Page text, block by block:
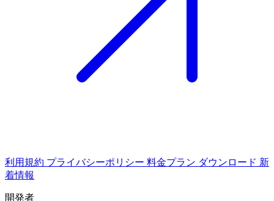
利用規約 プライバシーポリシー 料金プラン ダウンロード 新
着情報
開発者